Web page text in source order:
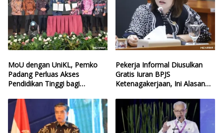
MoU dengan UniKL, Pemko
Padang Perluas Akses
Pendidikan Tinggi bagi
Pekerja Informal Diusulkan
Gratis Iuran BPJS
Ketenagakerjaan, Ini Alasan